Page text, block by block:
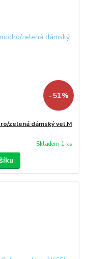
- 51 %
zelená dámský vel.M
Skladem 1 ks